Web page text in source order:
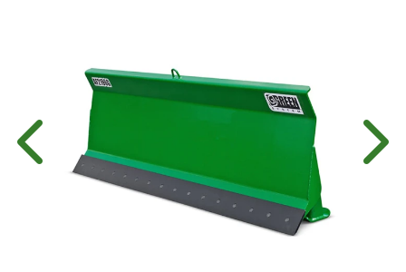
Anterior